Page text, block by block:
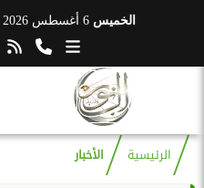
الخميس
الرئيسية الأخبار